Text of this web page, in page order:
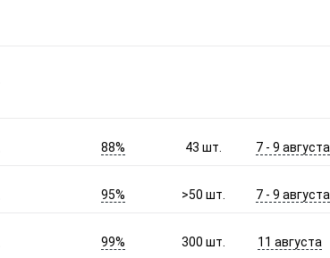
88% 43шт. 7 - 9 августа
95% >50шт. 7 - 9 августа
99% 300шт. 11 августа